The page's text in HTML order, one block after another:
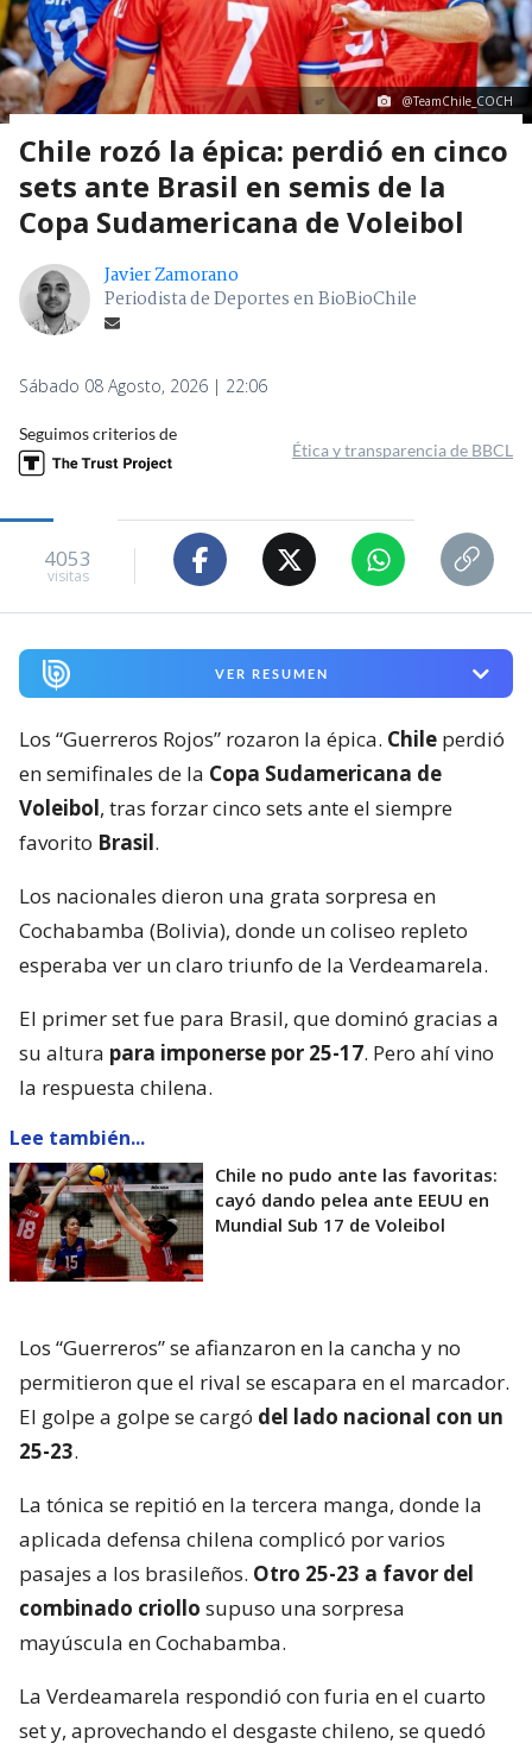
@TeamChile_COCH
Chile rozó la épica: perdió en cinco
sets ante Brasil en semis de la
Copa Sudamericana de Voleibol
Javier Zamorano
Periodista de Deportes en BioBioChile
Sábado 08 Agosto, 2026 | 22:06
Seguimos criterios de
Ética y transparencia de BBCL
4053
visitas
VER RESUMEN
Los “Guerreros Rojos” rozaron la épica. Chile perdió
en semifinales de la Copa Sudamericana de
Voleibol, tras forzar cinco sets ante el siempre
favorito Brasil.
Los nacionales dieron una grata sorpresa en
Cochabamba (Bolivia), donde un coliseo repleto
esperaba ver un claro triunfo de la Verdeamarela.
El primer set fue para Brasil, que dominó gracias a
su altura para imponerse por 25-17. Pero ahí vino
la respuesta chilena.
Lee también...
Chile no pudo ante las favoritas:
cayó dando pelea ante EEUU en
Mundial Sub 17 de Voleibol
Los “Guerreros” se afianzaron en la cancha y no
permitieron que el rival se escapara en el marcador.
El golpe a golpe se cargó del lado nacional con un
25-23.
La tónica se repitió en la tercera manga, donde la
aplicada defensa chilena complicó por varios
pasajes a los brasileños. Otro 25-23 a favor del
combinado criollo supuso una sorpresa
mayúscula en Cochabamba.
La Verdeamarela respondió con furia en el cuarto
set y, aprovechando el desgaste chileno, se quedó